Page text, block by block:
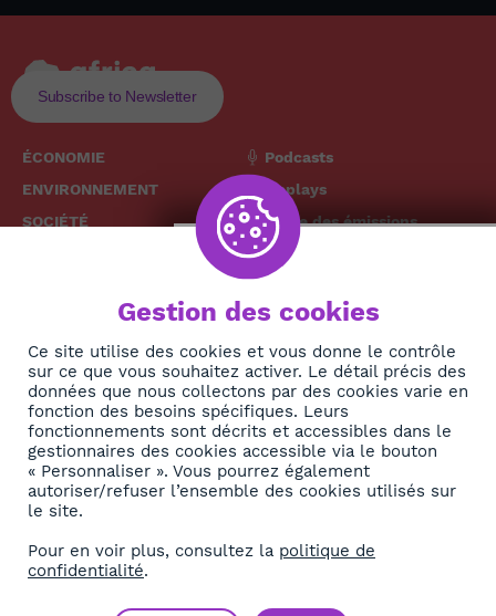
Subscribe to Newsletter
ÉCONOMIE
ENVIRONNEMENT
SOCIÉTÉ
DIASPORA
REJOIGNEZ-NOUS
Podcasts
Replays
Grille des émissions
À propos
The African
News Hub
NEWSLETTER
S'abonner
Gestion des cookies
Ce site utilise des cookies et vous donne le contrôle
sur ce que vous souhaitez activer. Le détail précis des
données que nous collectons par des cookies varie en
fonction des besoins spécifiques. Leurs
fonctionnements sont décrits et accessibles dans le
gestionnaires des cookies accessible via le bouton
« Personnaliser ». Vous pourrez également
autoriser/refuser l’ensemble des cookies utilisés sur
le site.
Pour en voir plus, consultez la politique de
confidentialité.